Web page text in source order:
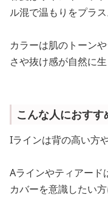
ル混で温もりをプラス
カラーは肌のトーン
さや抜け感が自然に生
こんな人におすす
Iラインは背の高い方
Aラインやティアード
カバーを意識したい方